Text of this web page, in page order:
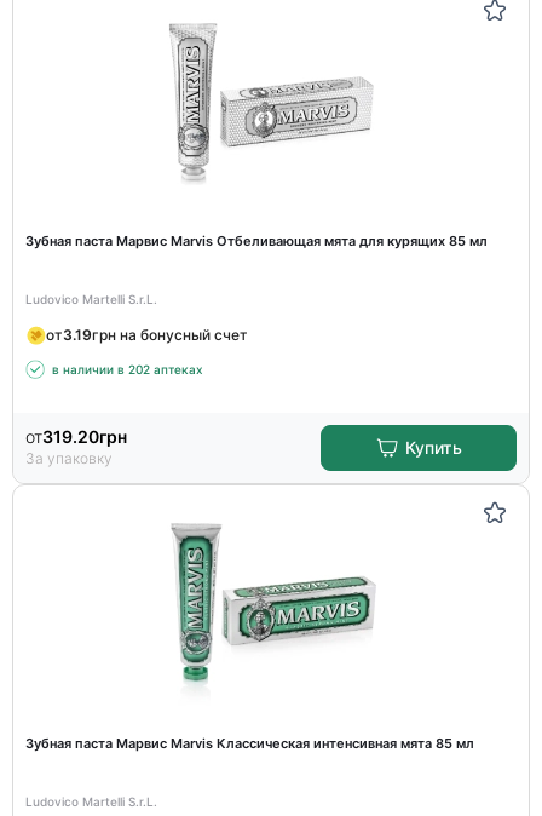
Зубная паста Марвис Marvis Отбеливающая мята для курящих 85 мл
Ludovico Martelli S.r.L.
от3.19грн на бонусный счет
в наличии в 202 аптеках
от319.20грн
За упаковку
Купить
Зубная паста Марвис Marvis Классическая интенсивная мята 85 мл
Ludovico Martelli S.r.L.